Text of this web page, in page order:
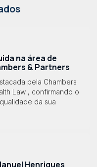
na área de
& Partners
pela Chambers
Law , confirmando o
da sua
Henriques